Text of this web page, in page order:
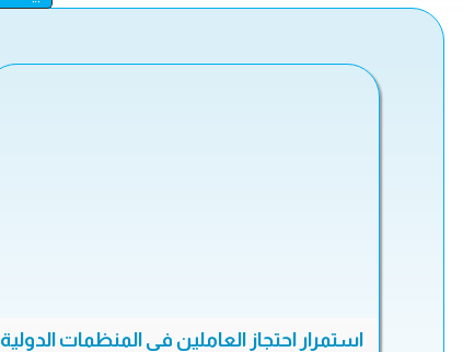
استمرار احتجاز العاملين في المنظمات الدولية